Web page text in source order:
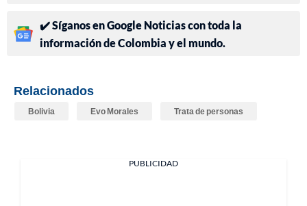
✔️ Síganos en Google Noticias con toda la
información de Colombia y el mundo.
Relacionados
Bolivia Evo Morales Trata de personas
PUBLICIDAD